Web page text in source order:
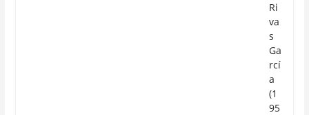
Ri
va
s
Ga
rcí
a
(1
95